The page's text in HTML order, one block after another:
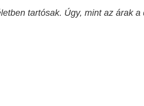
tartósak. Úgy, mint az árak a